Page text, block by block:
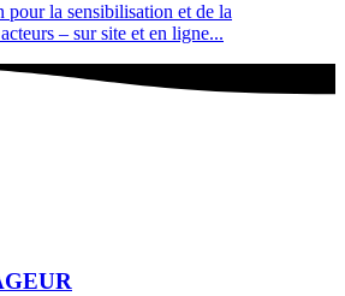
pour la sensibilisation et de la
– sur site et en ligne...